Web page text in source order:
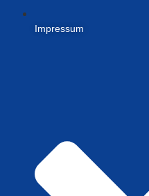
Impressum